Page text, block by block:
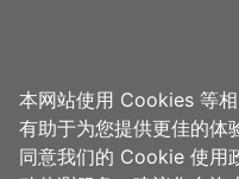
首页 > 想去的地方 > 美食、购
本网站使用 Cookies 等
有助于为您提供更佳的体
同意我们的 Cookie 使用